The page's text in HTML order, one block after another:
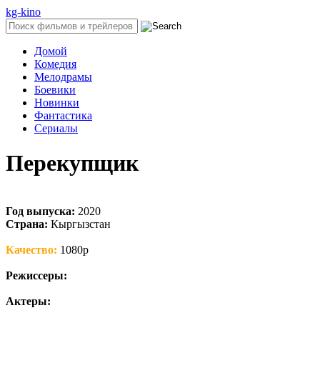
kg-kino
Домой
Комедия
Мелодрамы
Боевики
Новинки
Фантастика
Cериалы
Перекупщик
Год выпуска: 2020
Страна: Кыргызстан
Качество: 1080p
Режиссеры:
Актеры: